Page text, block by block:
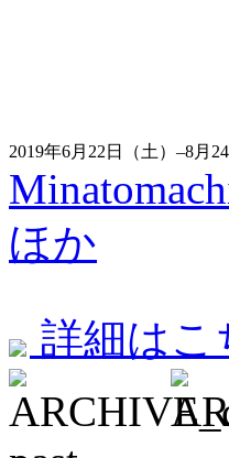
2019年6月22日（土）–8月24
ほか
詳細はこ